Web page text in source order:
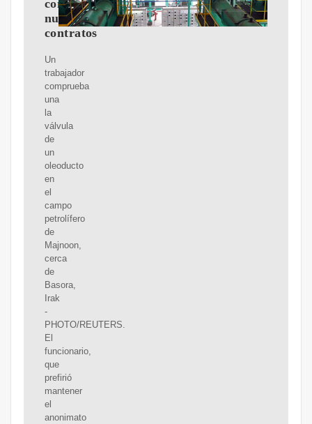
con
nuevos
contratos
Un
trabajador
comprueba
una
la
válvula
de
un
oleoducto
en
el
campo
petrolífero
de
Majnoon,
cerca
de
Basora,
Irak
-
PHOTO/REUTERS.
El
funcionario,
que
prefirió
mantener
el
anonimato